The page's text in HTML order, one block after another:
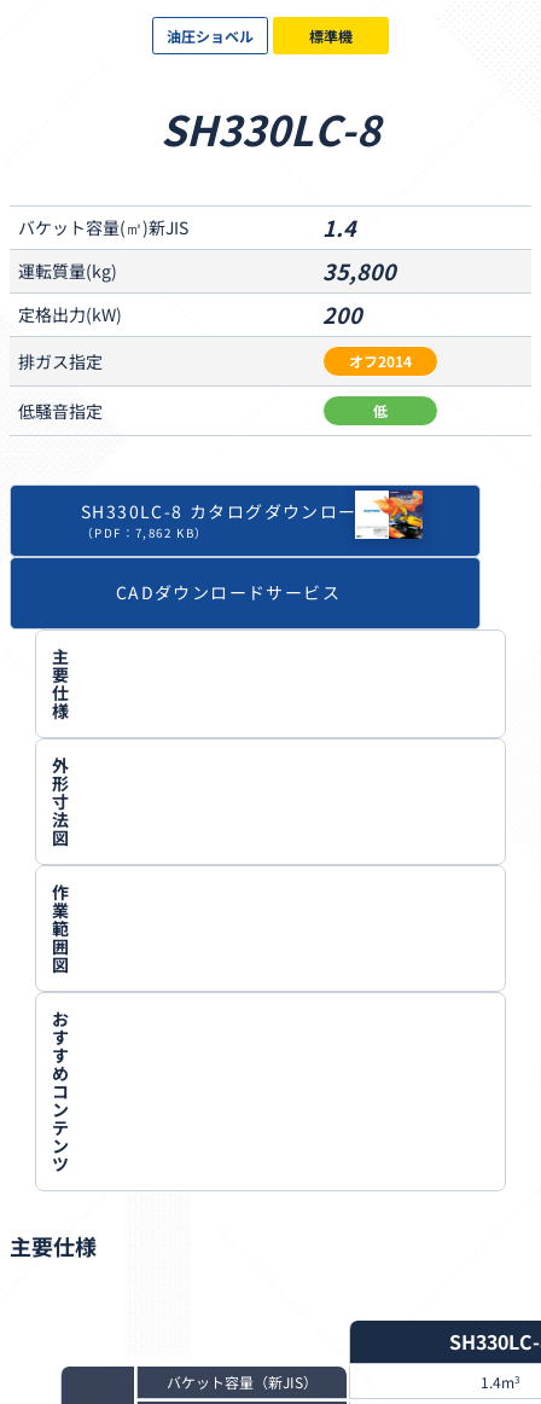
SH330LC-8
油圧ショベル 標準機
バケット容量(㎥)新JIS 1.4
運転質量(kg) 35,800
定格出力(kW) 200
排ガス指定 オフ2014
低騒音指定 低
SH330LC-8 カタログダウンロード
（PDF：7,862 KB）
CADダウンロードサービス
主
要
仕
様
外
形
寸
法
図
作
業
範
囲
図
お
す
す
め
コ
ン
テ
ン
ツ
主要仕様
バケット容量（新JIS） 1.4m3